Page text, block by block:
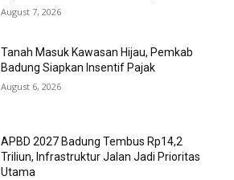
August 7, 2026
Tanah Masuk Kawasan Hijau, Pemkab
Badung Siapkan Insentif Pajak
August 6, 2026
APBD 2027 Badung Tembus Rp14,2
Triliun, Infrastruktur Jalan Jadi Prioritas
Utama